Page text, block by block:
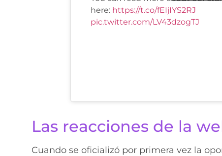
here: https://t.co/fEIjIYS2RJ
pic.twitter.com/LV43dzogTJ
Las reacciones de la
Cuando se oficializó por primera vez la